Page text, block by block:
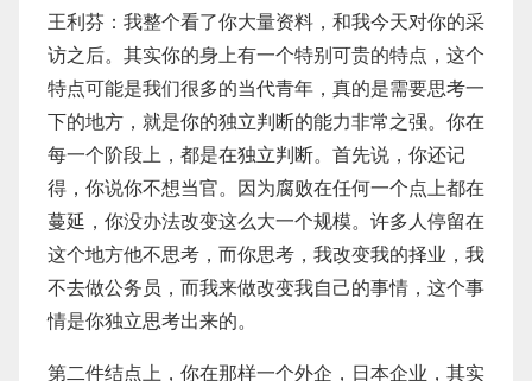
王利芬：我整个看了你大量资料，和我今天对你的采
访之后。其实你的身上有一个特别可贵的特点，这个
特点可能是我们很多的当代青年，真的是需要思考一
下的地方，就是你的独立判断的能力非常之强。你在
每一个阶段上，都是在独立判断。首先说，你还记
得，你说你不想当官。因为腐败在任何一个点上都在
蔓延，你没办法改变这么大一个规模。许多人停留在
这个地方他不思考，而你思考，我改变我的择业，我
不去做公务员，而我来做改变我自己的事情，这个事
情是你独立思考出来的。
第二件结点上，你在那样一个外企，日本企业，其实